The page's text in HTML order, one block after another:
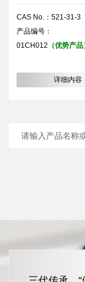
CAS No.：521-31-3
产品编号：
01CH012 （优势产品
详细内容